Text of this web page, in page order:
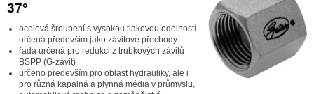
37°
ocelová šroubení s vysokou tlakovou odolností
určená především jako závitové přechody
řada určená pro redukci z trubkových závitů
BSPP (G-závit)
určeno především pro oblast hydrauliky, ale i
pro různá kapalná a plynná média v průmyslu,